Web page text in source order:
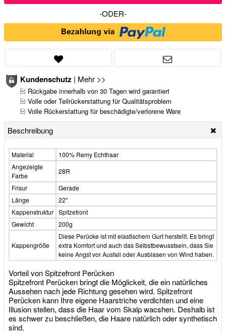
-ODER-
Kundenschutz | Mehr >>
Rückgabe innerhalb von 30 Tagen wird garantiert
Volle oder Teilrückerstattung für Qualitätsproblem
Volle Rückerstattung für beschädigte/verlorene Ware
Beschreibung
Material
100% Remy Echthaar
Angezeigte
Farbe
28R
Frisur
Gerade
Länge
22"
Kappenstruktur Spitzefront
Gewicht
200g
Kappengröße
Diese Perücke ist mit elastischem Gurt herstellt. Es bringt
extra Komfort und auch das Selbstbewusstsein, dass Sie
keine Angst vor Ausfall oder Ausblasen von Wind haben.
Vorteil von Spitzefront Perücken
Spitzefront Perücken bringt die Möglickeit, die ein natürliches
Aussehen nach jede Richtung gesehen wird. Spitzefront
Perücken kann Ihre eigene Haarstriche verdichten und eine
Illusion stellen, dass die Haar vom Skalp wacshen. Deshalb ist
es schwer zu beschließen, die Haare natürlich oder synthetisch
sind.